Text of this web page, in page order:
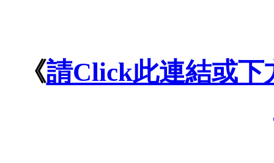
《請Click此連結或下